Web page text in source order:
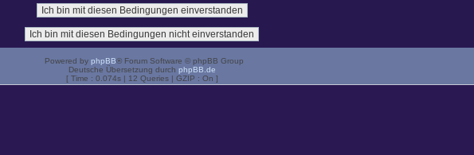
Powered by phpBB® Forum Software © phpBB Group
Deutsche Übersetzung durch phpBB.de
[ Time : 0.074s | 12 Queries | GZIP : On ]